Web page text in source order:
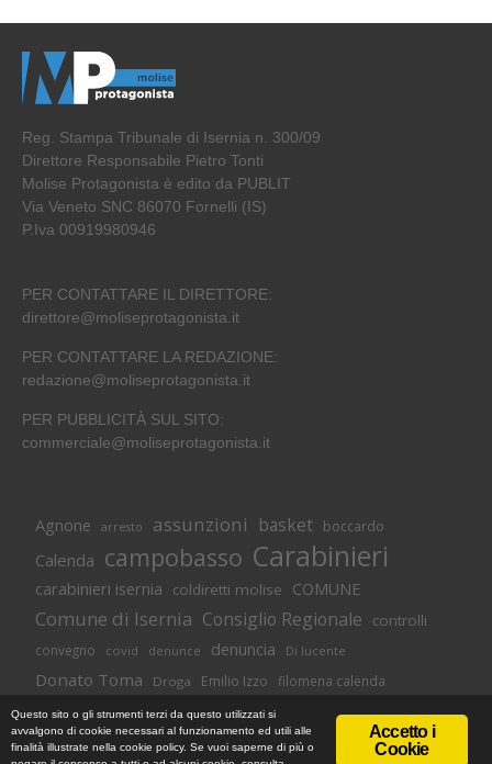
Reg. Stampa Tribunale di Isernia n. 300/09
Direttore Responsabile Pietro Tonti
Molise Protagonista è edito da PUBLIT
Via Veneto SNC 86070 Fornelli (IS)
P.Iva 00919980946
PER CONTATTARE IL DIRETTORE:
direttore@moliseprotagonista.it
PER CONTATTARE LA REDAZIONE:
redazione@moliseprotagonista.it
PER PUBBLICITÀ SUL SITO:
commerciale@moliseprotagonista.it
Agnone arresto assunzioni basket boccardo
Calenda campobasso Carabinieri
carabinieri isernia coldiretti molise COMUNE
Comune di Isernia Consiglio Regionale controlli
convegno covid denunce denuncia Di lucente
Donato Toma Droga Emilio Izzo filomena calenda
Isernia lavoro M5S magnolia molise
neuromed Occupazione polizia polizia di stato
© Copyright 2018 - Informativa Cookie |Privacy Policy
Accetto i
Cookie
Questo sito o gli strumenti terzi da questo utilizzati si
avvalgono di cookie necessari al funzionamento ed utili alle
finalità illustrate nella cookie policy. Se vuoi saperne di più o